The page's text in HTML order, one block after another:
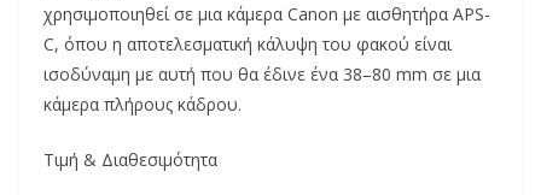
χρησιμοποιηθεί σε μια κάμερα Canon με αισθητήρα APS-
C, όπου η αποτελεσματική κάλυψη του φακού είναι
ισοδύναμη με αυτή που θα έδινε ένα 38–80 mm σε μια
κάμερα πλήρους κάδρου.
Τιμή & Διαθεσιμότητα